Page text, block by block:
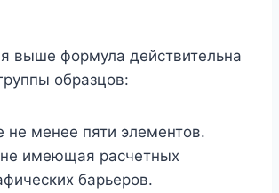
выше формула действительна
образцов:
не менее пяти элементов.
не имеющая расчетных
барьеров.